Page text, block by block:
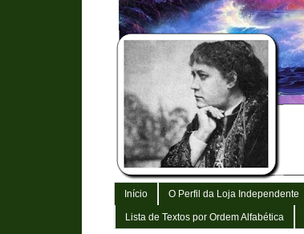
Início O Perfil da Loja Independente
Lista de Textos por Ordem Alfabética